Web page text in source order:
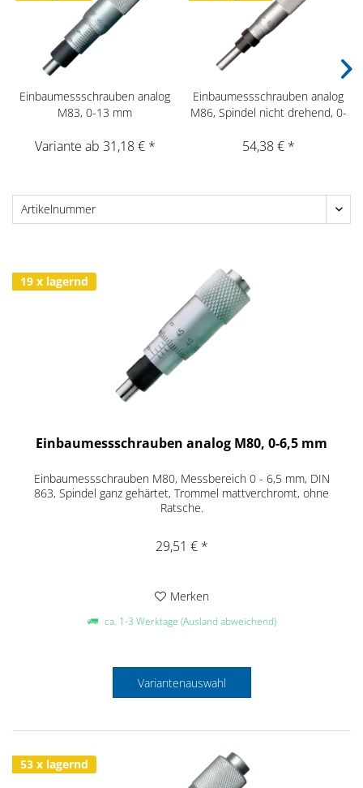
Einbaumessschrauben analog
M83, 0-13 mm
Variante ab 31,18 € *
Einbaumessschrauben analog
M86, Spindel nicht drehend, 0-
54,38 € *
19 x lagernd
Einbaumessschrauben analog M80, 0-6,5 mm
Einbaumessschrauben M80, Messbereich 0 - 6,5 mm, DIN
863, Spindel ganz gehärtet, Trommel mattverchromt, ohne
Ratsche.
29,51 € *
Merken
ca. 1-3 Werktage (Ausland abweichend)
Variantenauswahl
53 x lagernd